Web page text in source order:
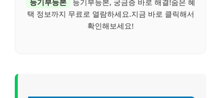
택 정보까지 무료로 열람하세요.지금 바로 클릭해서
확인해보세요!